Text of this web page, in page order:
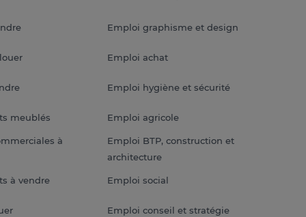
meublés
à
à vendre
Emploi graphisme et design
Emploi achat
Emploi hygiène et sécurité
Emploi agricole
Emploi BTP, construction et
architecture
Emploi social
Emploi conseil et stratégie